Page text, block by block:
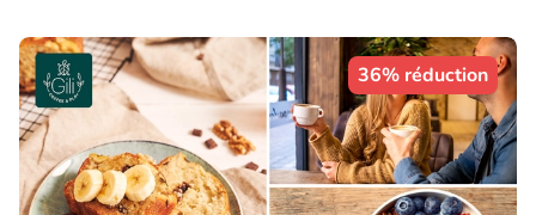
36% réduction